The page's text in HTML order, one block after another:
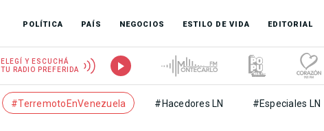
POLÍTICA PAÍS NEGOCIOS ESTILO DE VIDA EDITORIAL
ELEGÍ Y ESCUCHÁ
TU RADIO PREFERIDA
#TerremotoEnVenezuela #Hacedores LN #Especiales LN